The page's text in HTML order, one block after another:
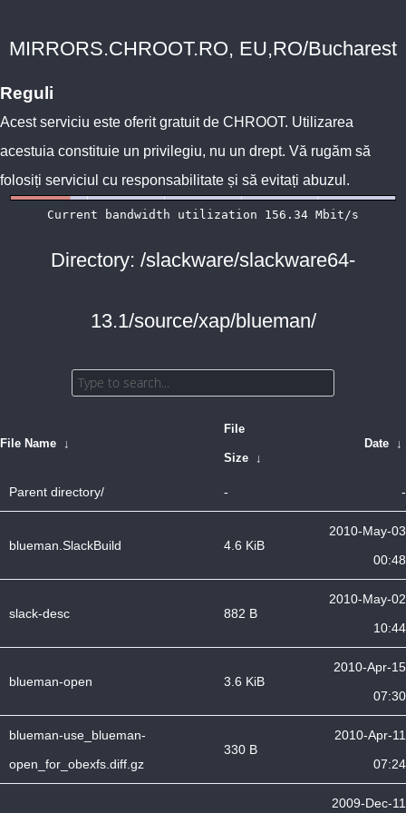
MIRRORS.CHROOT.RO, EU,RO/Bucharest
Reguli
Acest serviciu este oferit gratuit de CHROOT. Utilizarea
acestuia constituie un privilegiu, nu un drept. Vă rugăm să
folosiți serviciul cu responsabilitate și să evitați abuzul.
Directory: /slackware/slackware64-
13.1/source/xap/blueman/
File Name ↓
File
Size ↓
Date ↓
Parent directory/ - -
blueman.SlackBuild 4.6 KiB
2010-May-03
00:48
slack-desc 882 B
2010-May-02
10:44
blueman-open 3.6 KiB
2010-Apr-15
07:30
blueman-use_blueman-
open_for_obexfs.diff.gz
330 B
2010-Apr-11
07:24
2009-Dec-11